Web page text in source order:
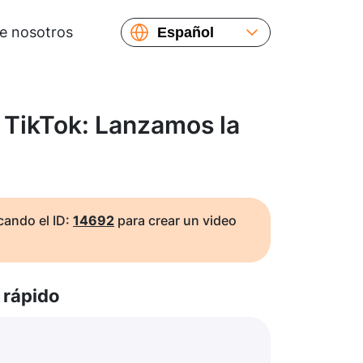
nosotros
Español
Français
Lanzamos la
el ID: 14692 para crear un video
rápido